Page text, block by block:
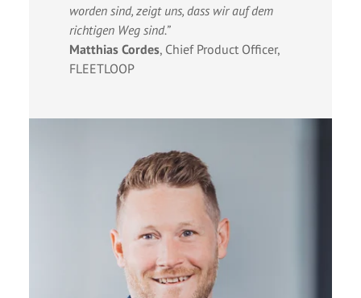
worden sind, zeigt uns, dass wir auf dem
richtigen Weg sind.”
Matthias Cordes, Chief Product Officer,
FLEETLOOP